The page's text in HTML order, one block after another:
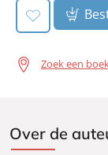
Zoek een
Over de